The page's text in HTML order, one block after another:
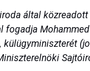
által
külügyminiszterét